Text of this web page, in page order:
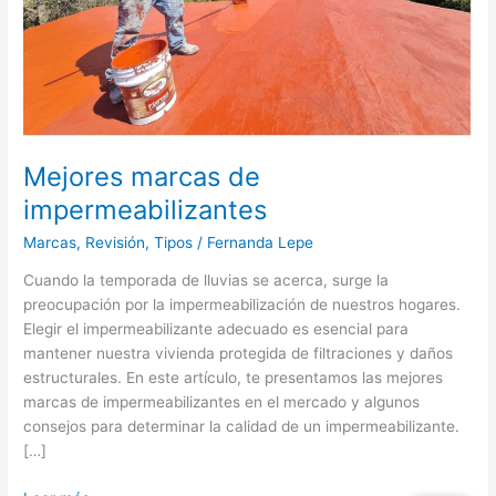
Mejores marcas de
impermeabilizantes
Marcas, Revisión,Tipos / Fernanda Lepe
Cuando la temporada de lluvias se acerca, surge la
preocupación por la impermeabilización de nuestros hogares.
Elegir el impermeabilizante adecuado es esencial para
mantener nuestra vivienda protegida de filtraciones y daños
estructurales. En este artículo, te presentamos las mejores
marcas de impermeabilizantes en el mercado y algunos
consejos para determinar la calidad de un impermeabilizante.
[…]